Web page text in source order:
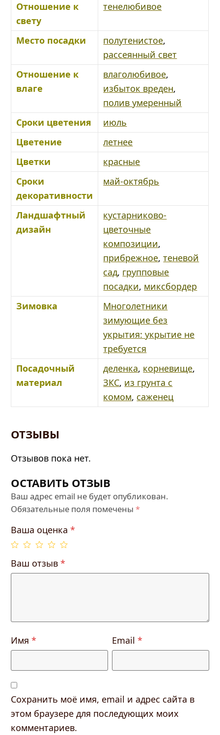
Отношение к
свету
тенелюбивое
Место посадки полутенистое,
рассеянный свет
Отношение к
влаге
влаголюбивое,
избыток вреден,
полив умеренный
Сроки цветения
июль
Цветение
летнее
Цветки
красные
Сроки
декоративности
май-октябрь
Ландшафтный
дизайн
кустарниково-
цветочные
композиции,
прибрежное,теневой
сад, групповые
посадки, миксбордер
Зимовка
Многолетники
зимующие без
укрытия: укрытие не
требуется
Посадочный
материал
деленка, корневище,
ЗКС, из грунта с
комом, саженец
ОТЗЫВЫ
Отзывов пока нет.
ОСТАВИТЬ ОТЗЫВ
Ваш адрес email не будет опубликован.
Обязательные поля помечены*
Ваша оценка*
Ваш отзыв*
Имя* Email*
Сохранить моё имя, email и адрес сайта в
этом браузере для последующих моих
комментариев.